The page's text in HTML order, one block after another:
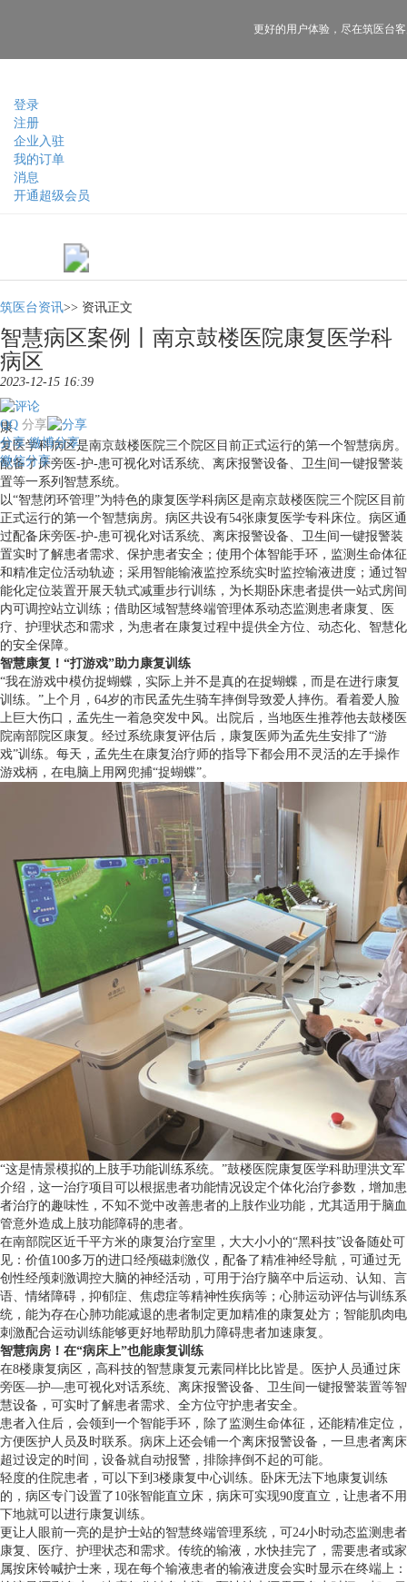
登录
注册
企业入驻
我的订单
消息
开通超级会员
更好的用户体验， 尽在筑医台
筑医台资讯>> 资讯正文
智慧病区案例丨南京鼓楼医院康复医学科
病区
2023-12-15 16:39
分享
QQ
分享 微博分享
微信分享
康
复医学科病区是南京鼓楼医院三个院区目前正式运行的第一个智慧病房。
配备了床旁医-护-患可视化对话系统、离床报警设备、卫生间一键报警装
置等一系列智慧系统。
以“智慧闭环管理”为特色的康复医学科病区是南京鼓楼医院三个院区目前
正式运行的第一个智慧病房。病区共设有54张康复医学专科床位。病区通
过配备床旁医-护-患可视化对话系统、离床报警设备、卫生间一键报警装
置实时了解患者需求、保护患者安全；使用个体智能手环，监测生命体征
和精准定位活动轨迹；采用智能输液监控系统实时监控输液进度；通过智
能化定位装置开展天轨式减重步行训练，为长期卧床患者提供一站式房间
内可调控站立训练；借助区域智慧终端管理体系动态监测患者康复、医
疗、护理状态和需求，为患者在康复过程中提供全方位、动态化、智慧化
的安全保障。
智慧康复！“打游戏”助力康复训练
“我在游戏中模仿捉蝴蝶，实际上并不是真的在捉蝴蝶，而是在进行康复
训练。”上个月，64岁的市民孟先生骑车摔倒导致爱人摔伤。看着爱人脸
上巨大伤口，孟先生一着急突发中风。出院后，当地医生推荐他去鼓楼医
院南部院区康复。经过系统康复评估后，康复医师为孟先生安排了“游
戏”训练。每天，孟先生在康复治疗师的指导下都会用不灵活的左手操作
游戏柄，在电脑上用网兜捕“捉蝴蝶”。
“这是情景模拟的上肢手功能训练系统。”鼓楼医院康复医学科助理洪文军
介绍，这一治疗项目可以根据患者功能情况设定个体化治疗参数，增加患
者治疗的趣味性，不知不觉中改善患者的上肢作业功能，尤其适用于脑血
管意外造成上肢功能障碍的患者。
在南部院区近千平方米的康复治疗室里，大大小小的“黑科技”设备随处可
见：价值100多万的进口经颅磁刺激仪，配备了精准神经导航，可通过无
创性经颅刺激调控大脑的神经活动，可用于治疗脑卒中后运动、认知、言
语、情绪障碍，抑郁症、焦虑症等精神性疾病等；心肺运动评估与训练系
统，能为存在心肺功能减退的患者制定更加精准的康复处方；智能肌肉电
刺激配合运动训练能够更好地帮助肌力障碍患者加速康复。
智慧病房！在“病床上”也能康复训练
在8楼康复病区，高科技的智慧康复元素同样比比皆是。医护人员通过床
旁医—护—患可视化对话系统、离床报警设备、卫生间一键报警装置等智
慧设备，可实时了解患者需求、全方位守护患者安全。
患者入住后，会领到一个智能手环，除了监测生命体征，还能精准定位，
方便医护人员及时联系。病床上还会铺一个离床报警设备，一旦患者离床
超过设定的时间，设备就自动报警，排除摔倒不起的可能。
轻度的住院患者，可以下到3楼康复中心训练。卧床无法下地康复训练
的，病区专门设置了10张智能直立床，病床可实现90度直立，让患者不用
下地就可以进行康复训练。
更让人眼前一亮的是护士站的智慧终端管理系统，可24小时动态监测患者
康复、医疗、护理状态和需求。传统的输液，水快挂完了，需要患者或家
属按床铃喊护士来，现在每个输液患者的输液进度会实时显示在终端上：